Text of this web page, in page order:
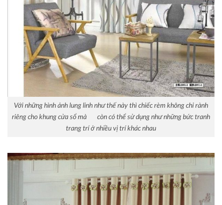
Với những hình ảnh lung linh như thế này thì chiếc rèm không chỉ rành
riêng cho khung cửa sổ mà còn có thể sử dụng như những bức tranh
trang trí ở nhiều vị trí khác nhau